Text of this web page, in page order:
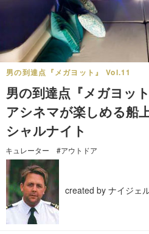
男の到達点『メガヨット』 Vol.11
男の到達点『メガヨッ
アシネマが楽しめる船
シャルナイト
キュレーター #アウトドア
created by ナイジェ